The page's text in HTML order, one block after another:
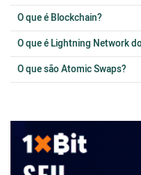
O que é Blockchain?
O que é Lightning Network
O que são Atomic Swaps?